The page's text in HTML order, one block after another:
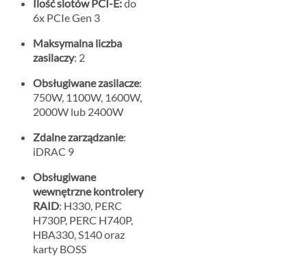
Ilość slotów PCI-E:do
6x PCIe Gen 3
Maksymalna liczba
zasilaczy: 2
Obsługiwane zasilacze:
750W, 1100W, 1600W,
2000W lub 2400W
Zdalne zarządzanie:
iDRAC 9
Obsługiwane
wewnętrzne kontrolery
RAID: H330, PERC
H730P, PERC H740P,
HBA330, S140 oraz
karty BOSS